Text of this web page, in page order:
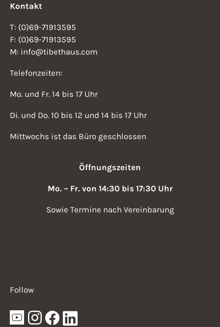
Kontakt
T: (0)69-71913595
F: (0)69-71913595
M: info@tibethaus.com
Telefonzeiten:
Mo. und Fr. 14 bis 17 Uhr
Di. und Do. 10 bis 12 und 14 bis 17 Uhr
Mittwochs ist das Büro geschlossen
Öffnungszeiten
Mo. – Fr. von 14:30 bis 17:30 Uhr
Sowie Termine nach Vereinbarung
Follow